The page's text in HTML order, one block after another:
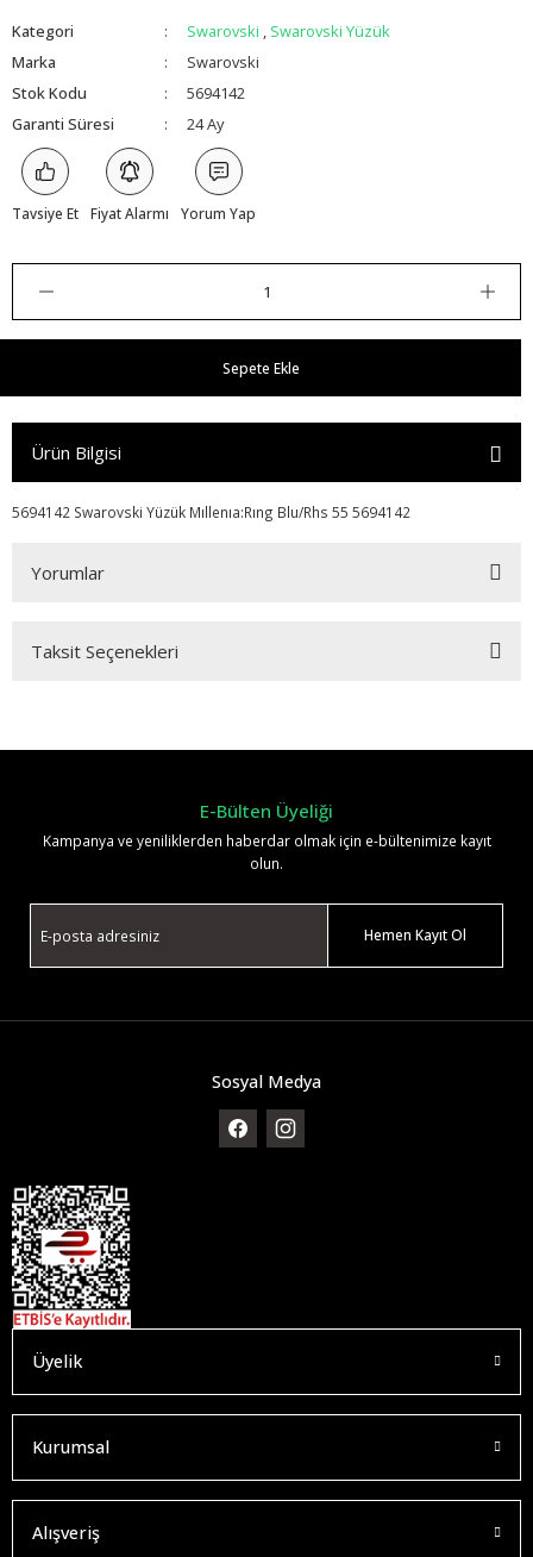
Kategori Swarovski , Swarovski Yüzük
Marka
Swarovski
Stok Kodu
5694142
Garanti Süresi
24 Ay
Tavsiye Et Fiyat Alarmı Yorum Yap
Sepete Ekle
Ürün Bilgisi
5694142 Swarovski Yüzük Mıllenıa:Rıng Blu/Rhs 55 5694142
Yorumlar
Taksit Seçenekleri
E-Bülten Üyeliği
Kampanya ve yeniliklerden haberdar olmak için e-bültenimize kayıt
olun.
Hemen Kayıt Ol
Sosyal Medya
Üyelik
Kurumsal
Alışveriş